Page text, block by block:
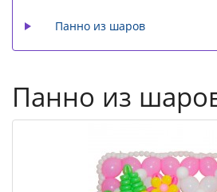
Панно из шаров
Панно из